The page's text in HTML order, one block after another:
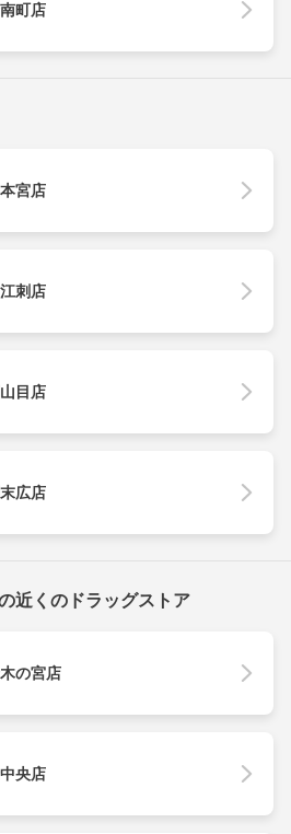
町店
宮店
刺店
目店
広店
近くのドラッグストア
の宮店
央店